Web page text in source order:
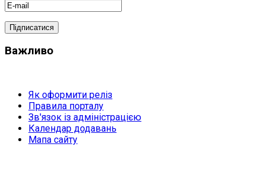
Важливо
Як оформити реліз
Правила порталу
Зв'язок із адміністрацією
Календар додавань
Мапа сайту